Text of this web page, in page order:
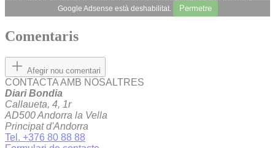
Google Adsense està deshabilitat. Permetre
Comentaris
Afegir nou comentari
CONTACTA AMB NOSALTRES
Diari Bondia
Callaueta, 4, 1r
AD500 Andorra la Vella
Principat d'Andorra
Tel. +376 80 88 88